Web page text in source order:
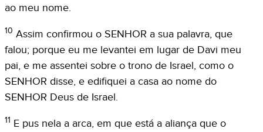
ao meu nome.
10 Assim confirmou o SENHOR a sua palavra, que
falou; porque eu me levantei em lugar de Davi meu
pai, e me assentei sobre o trono de Israel, como o
SENHOR disse, e edifiquei a casa ao nome do
SENHOR Deus de Israel.
11 E pus nela a arca, em que está a aliança que o